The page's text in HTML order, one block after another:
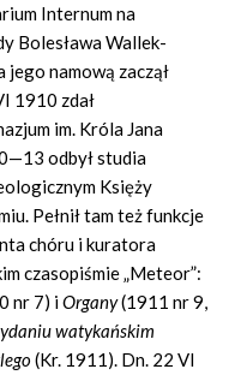
Internum na
Bolesława Wallek-
namową zaczął
1910 zdał
im. Króla Jana
odbył studia
Księży
Pełnił tam też funkcje
chóru i kuratora
czasopiśmie „Meteor”:
nr 7) iOrgany(1911 nr 9,
watykańskim
(Kr. 1911). Dn. 22 VI